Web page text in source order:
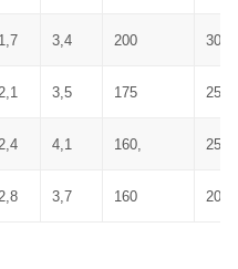
1,7 3,4 200 3000
2,1 3,5 175 2500
2,4 4,1 160, 2500
2,8 3,7 160 2000